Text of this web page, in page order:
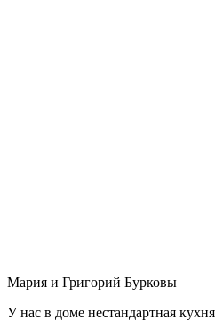
Мария и Григорий Бурковы
У нас в доме нестандартная